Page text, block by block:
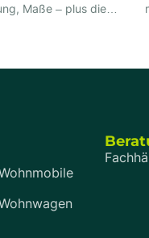
Maße – plus die